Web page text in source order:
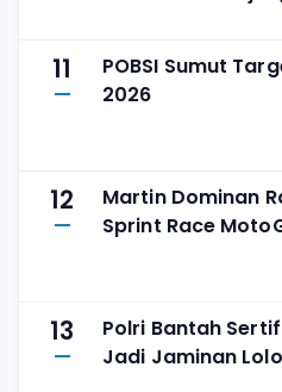
11
POBSI Sumut
2026
12
Martin Dominan
Sprint Race
13
Polri Bantah
Jadi Jaminan